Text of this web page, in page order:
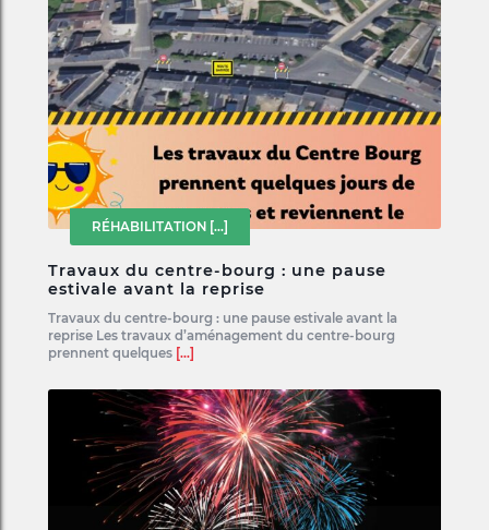
RÉHABILITATION [...]
Travaux du centre-bourg : une pause
estivale avant la reprise
Travaux du centre-bourg : une pause estivale avant la
reprise Les travaux d’aménagement du centre-bourg
prennent quelques [...]